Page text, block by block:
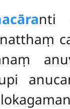
nti